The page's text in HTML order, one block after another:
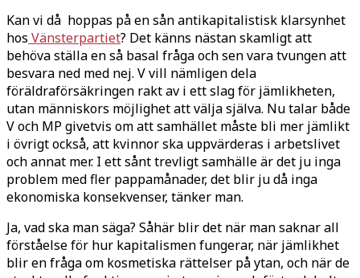
Kan vi då hoppas på en sån antikapitalistisk klarsynhet
hos Vänsterpartiet? Det känns nästan skamligt att
behöva ställa en så basal fråga och sen vara tvungen att
besvara ned med nej. V vill nämligen dela
föräldraförsäkringen rakt av i ett slag för jämlikheten,
utan människors möjlighet att välja själva. Nu talar både
V och MP givetvis om att samhället måste bli mer jämlikt
i övrigt också, att kvinnor ska uppvärderas i arbetslivet
och annat mer. I ett sånt trevligt samhälle är det ju inga
problem med fler pappamånader, det blir ju då inga
ekonomiska konsekvenser, tänker man.
Ja, vad ska man säga? Såhär blir det när man saknar all
förståelse för hur kapitalismen fungerar, när jämlikhet
blir en fråga om kosmetiska rättelser på ytan, och när de